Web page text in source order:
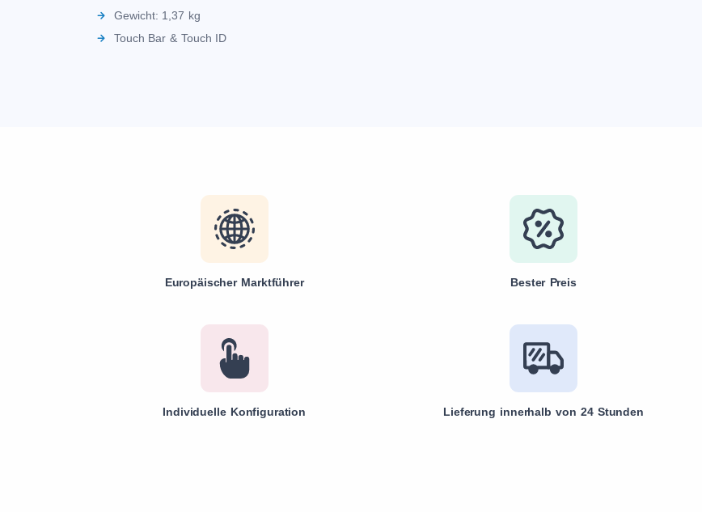
Gewicht: 1,37 kg
Touch Bar & Touch ID
Europäischer Marktführer Bester Preis
Individuelle Konfiguration Lieferung innerhalb von 24 Stunden